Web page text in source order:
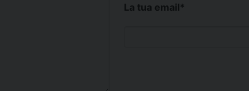
La tua email*